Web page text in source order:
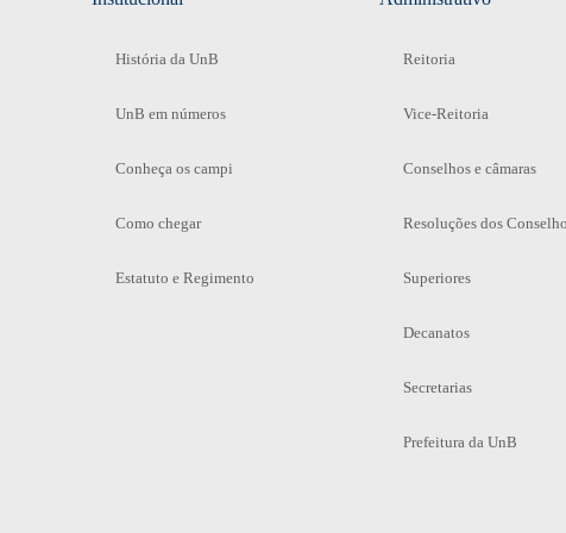
História da UnB
UnB em números
Conheça os campi
Como chegar
Estatuto e Regimento
Reitoria
Vice-Reitoria
Conselhos e câmaras
Resoluções dos
Superiores
Decanatos
Secretarias
Prefeitura da UnB